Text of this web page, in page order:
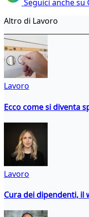
Seguici anche su
Altro di Lavoro
Lavoro
Ecco come si diventa
Lavoro
Cura dei dipendenti, il